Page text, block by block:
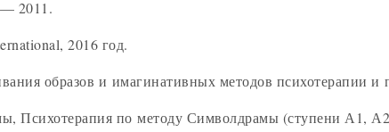
— 2011.
2016 год.
образов и имагинативных методов психотерапии и
Психотерапия по методу Символдрамы (ступени А1,